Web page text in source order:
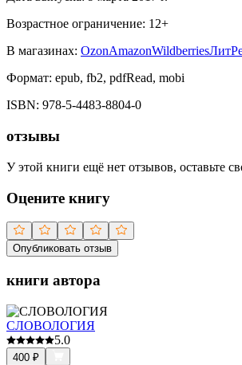
Возрастное ограничение: 12+
В магазинах: OzonAmazonWildberries
Формат: epub, fb2, pdfRead, mobi
ISBN: 978-5-4483-8804-0
отзывы
У этой книги ещё нет отзывов, оставьте
Оцените книгу
Опубликовать отзыв
книги автора
СЛОВОЛОГИЯ
5.0
400 ₽